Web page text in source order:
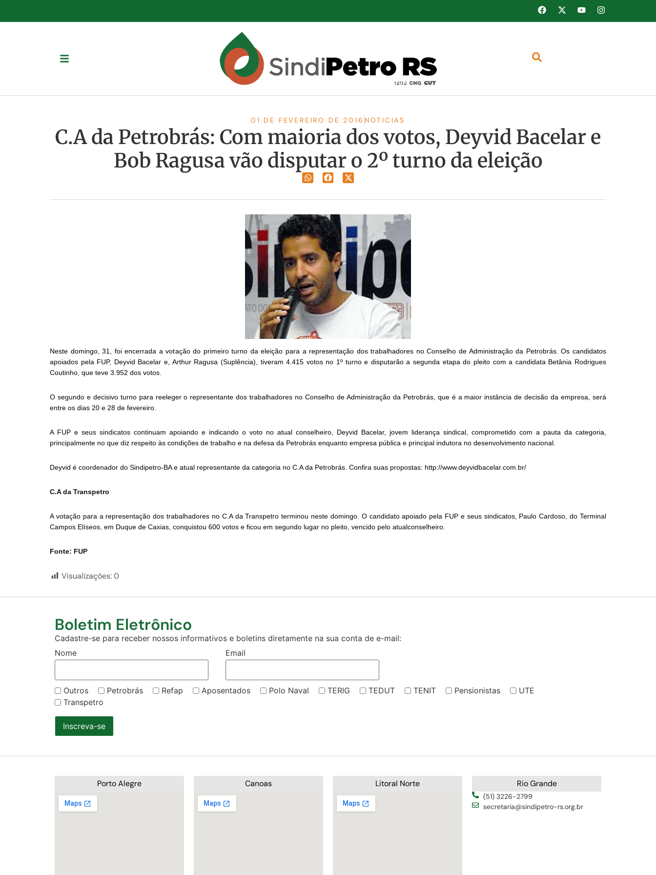
01 DE FEVEREIRO DE 2016 NOTICIAS
C.A da Petrobrás: Com maioria dos votos, Deyvid Bacelar e
Bob Ragusa vão disputar o 2º turno da eleição
Neste domingo, 31, foi encerrada a votação do primeiro turno da eleição para a representação dos trabalhadores no Conselho de Administração da Petrobrás. Os candidatos
apoiados pela FUP, Deyvid Bacelar e, Arthur Ragusa (Suplência), tiveram 4.415 votos no 1º turno e disputarão a segunda etapa do pleito com a candidata Betânia Rodrigues
Coutinho, que teve 3.952 dos votos.
O segundo e decisivo turno para reeleger o representante dos trabalhadores no Conselho de Administração da Petrobrás, que é a maior instância de decisão da empresa, será
entre os dias 20 e 28 de fevereiro.
A FUP e seus sindicatos continuam apoiando e indicando o voto no atual conselheiro, Deyvid Bacelar, jovem liderança sindical, comprometido com a pauta da categoria,
principalmente no que diz respeito às condições de trabalho e na defesa da Petrobrás enquanto empresa pública e principal indutora no desenvolvimento nacional.
Deyvid é coordenador do Sindipetro-BA e atual representante da categoria no C.A da Petrobrás. Confira suas propostas: http://www.deyvidbacelar.com.br/
C.A da Transpetro
A votação para a representação dos trabalhadores no C.A da Transpetro terminou neste domingo. O candidato apoiado pela FUP e seus sindicatos, Paulo Cardoso, do Terminal
Campos Elíseos, em Duque de Caxias, conquistou 600 votos e ficou em segundo lugar no pleito, vencido pelo atualconselheiro.
Fonte: FUP
Visualizações:0
Boletim Eletrônico
Cadastre-se para receber nossos informativos e boletins diretamente na sua conta de e-mail:
Nome
Email
Outros Petrobrás Refap Aposentados Polo Naval TERIG TEDUT TENIT Pensionistas
UTE
Transpetro
Inscreva-se
Porto Alegre Canoas Litoral Norte Rio Grande
(51) 3226-2799
secretaria@sindipetro-rs.org.br